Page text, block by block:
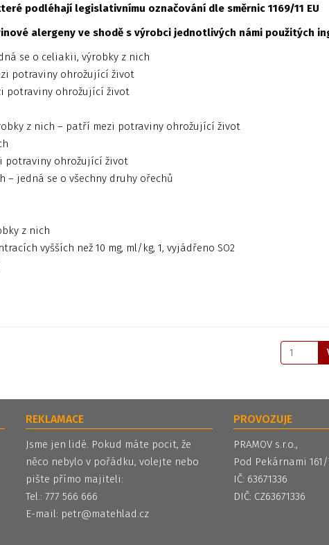
podléhají legislativnímu označování dle směrnic 1169/11 EU
alergeny ve shodě s výrobci jednotlivých námi použitých
se o celiakii, výrobky z nich
potraviny ohrožující život
potraviny ohrožující život
z nich – patří mezi potraviny ohrožující život
potraviny ohrožující život
– jedná se o všechny druhy ořechů
z nich
vyšších než 10 mg, ml/kg, 1, vyjádřeno SO2
REKLAMACE
Jsme jen lidé. Pokud máte pocit, že
něco nebylo v pořádku, volejte nebo
pište přímo majiteli:
Tel.: 777 566 666
E-mail: petr@matehlad.cz
PROVOZUJE
PRAMOV s.r.o.,
Pod Pekárnami
IČ: 63671336
DIČ: CZ63671336